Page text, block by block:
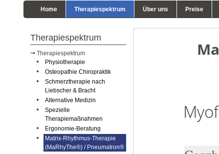
Home Therapiespektrum Über uns Preise
Therapiespektrum
Therapiespektrum
Physiotherapie
Osteopathie Chiropraktik
Schmerztherapie nach
Liebscher & Bracht
Alternative Medizin
Spezielle
Therapiemaßnahmen
Ergonomie-Beratung
Matrix-Rhythmus-Therapie
(MaRhyThe®) / Pneumatron®